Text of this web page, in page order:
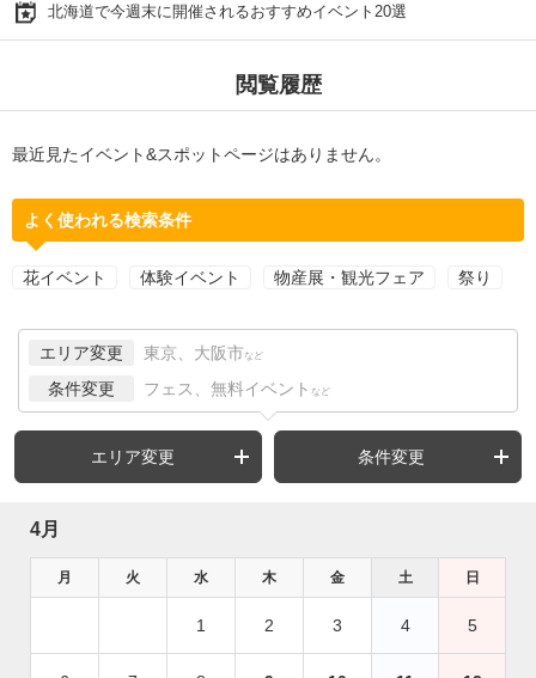
北海道で今週末に開催されるおすすめイベント20選
閲覧履歴
最近見たイベント&スポットページはありません。
よく使われる検索条件
花イベント 体験イベント 物産展・観光フェア 祭り
エリア変更 東京、大阪市 など
条件変更 フェス、無料イベント など
エリア変更 条件変更
4月
月 火 水 木 金 土 日
1 2 3 4 5